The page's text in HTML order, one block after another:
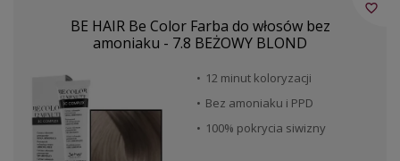
BE HAIR Be Color Farba do włosów bez
amoniaku - 7.8 BEŻOWY BLOND
12 minut koloryzacji
Bez amoniaku i PPD
100% pokrycia siwizny
favorite_border